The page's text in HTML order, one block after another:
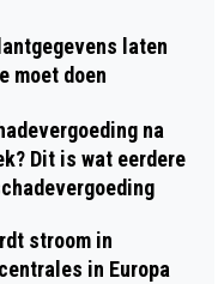
laten
moet doen
na
Dit is wat eerdere
stroom in
in Europa